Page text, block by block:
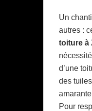
Un
autres :
toiture à
d’une
des
Pour